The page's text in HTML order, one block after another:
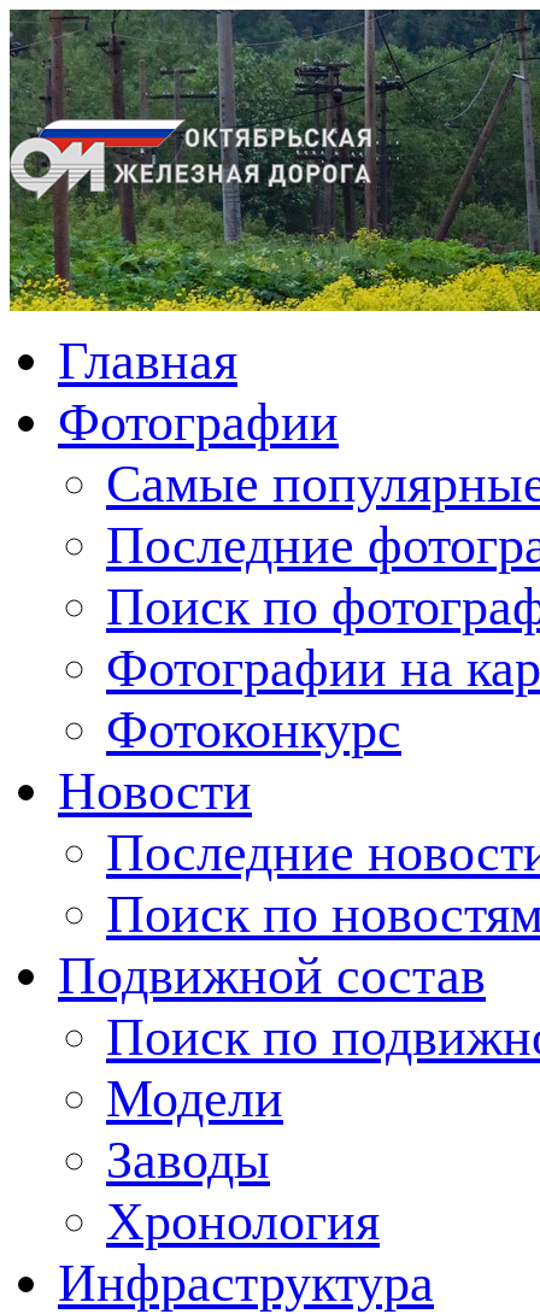
Главная
Фотографии
Cамые
Последние
Поиск по
Фотографии на
Фотоконкурс
Новости
Последние
Поиск по
Подвижной состав
Поиск по
Модели
Заводы
Хронология
Инфраструктура